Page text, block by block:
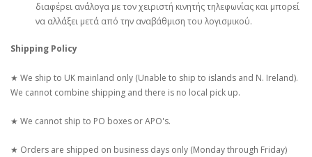
διαφέρει ανάλογα με τον χειριστή κινητής τηλεφωνίας και μπορεί
να αλλάξει μετά από την αναβάθμιση του λογισμικού.
Shipping Policy
★ We ship to UK mainland only (Unable to ship to islands and N. Ireland).
We cannot combine shipping and there is no local pick up.
★ We cannot ship to PO boxes or APO's.
★ Orders are shipped on business days only (Monday through Friday)